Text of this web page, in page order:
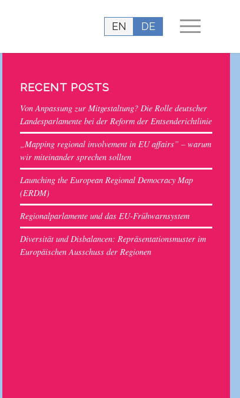
RECENT POSTS
Von Anpassung zur Mitgestaltung? Die Rolle deutscher
Landesparlamente bei der Reform der Entsenderichtlinie
„Mapping regional involvement in EU affairs” – warum
wir miteinander sprechen sollten
Launching the European Regional Democracy Map
(ERDM)
Regionalparlamente und das EU-Frühwarnsystem
Diversität und Disbalancen: Repräsentationsmuster im
Europäischen Ausschuss der Regionen
EN DE